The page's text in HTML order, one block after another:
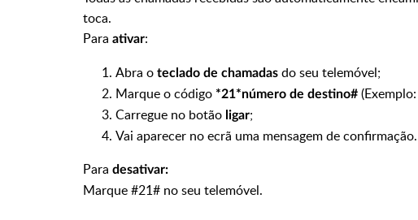
toca.
Para ativar:
Abra o teclado de chamadas do seu telemóvel;
Marque o código *21*número de destino#
Carregue no botão ligar;
Vai aparecer no ecrã uma mensagem de confirmação.
Para desativar:
Marque #21# no seu telemóvel.